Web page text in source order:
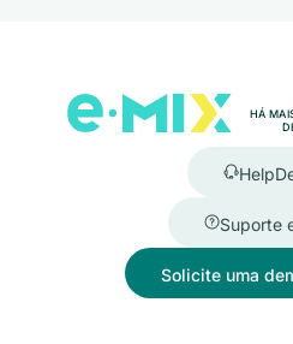
HÁ
Suporte
Solicite uma